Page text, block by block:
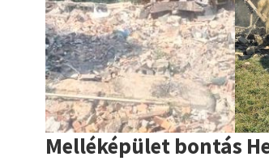
Melléképület bontás